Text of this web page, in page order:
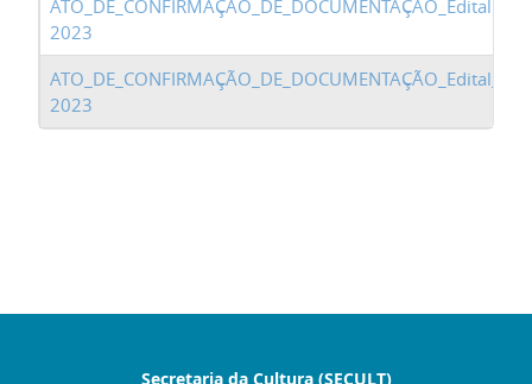
ATO_DE_CONFIRMAÇÃO_DE_DOCUMENTAÇÃO_Edital
2023
2023
Secretaria da Cultura (SECULT)